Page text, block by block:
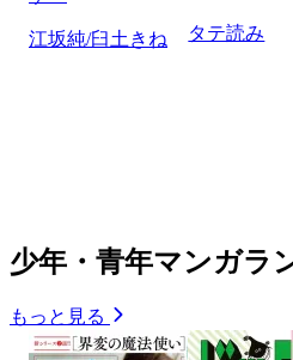
江坂純/臼土きね タテ読み
少年・青年マンガラ
もっと見る